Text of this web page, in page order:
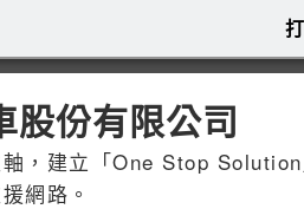
股份有限公司
，建立「One Stop
網路。